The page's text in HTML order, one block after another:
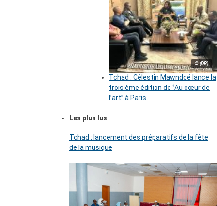
© (DR)
Tchad : Célestin Mawndoé lance la
troisième édition de ‘’Au cœur de
l’art’’ à Paris
Les plus lus
Tchad : lancement des préparatifs de la fête
de la musique